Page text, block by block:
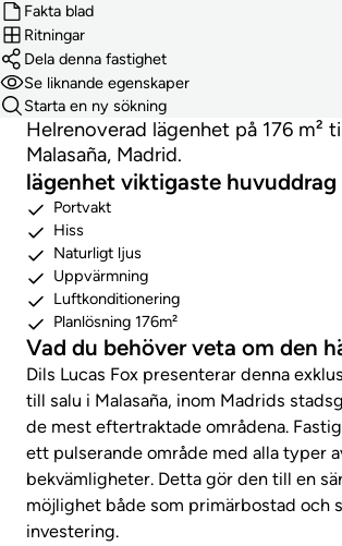
Fakta blad
Ritningar
Dela denna fastighet
Se liknande egenskaper
Starta en ny sökning
Helrenoverad lägenhet på 176 m²
Malasaña, Madrid.
lägenhet viktigaste huvuddrag
Portvakt
Hiss
Naturligt ljus
Uppvärmning
Luftkonditionering
Planlösning 176m²
Vad du behöver veta om den
Dils Lucas Fox presenterar denna
till salu i Malasaña, inom Madrids
de mest eftertraktade områdena.
ett pulserande område med alla typer
bekvämligheter. Detta gör den till en
möjlighet både som primärbostad och
investering.